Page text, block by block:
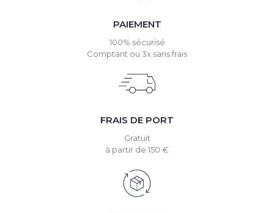
PAIEMENT
100% sécurisé
Comptant ou 3x sans frais
FRAIS DE PORT
Gratuit
à partir de 150 €